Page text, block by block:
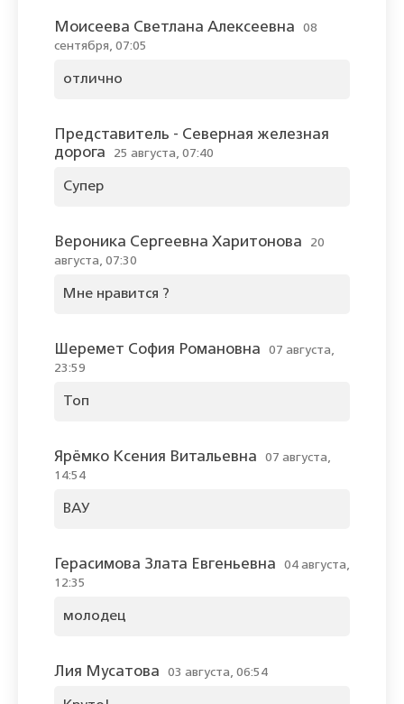
Моисеева Светлана Алексеевна
08
сентября, 07:05
отлично
Представитель - Северная железная
дорога
25 августа, 07:40
Cупер
Вероника Сергеевна Харитонова
20
августа, 07:30
Мне нравится ?
Шеремет София Романовна
07 августа,
23:59
Топ
Ярёмко Ксения Витальевна
07 августа,
14:54
ВАУ
Герасимова Злата Евгеньевна
04 августа,
12:35
молодец
Лия Мусатова 03 августа, 06:54